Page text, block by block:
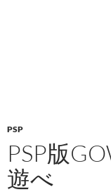
PSP
PSP版
遊べ